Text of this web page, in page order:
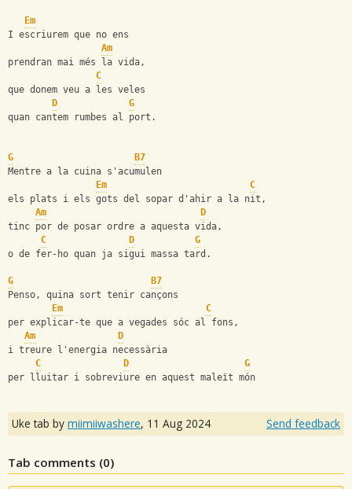
Em
I escriurem que no ens
Am
prendran mai més la vida,
C
que donem veu a les veles
D
G
quan cantem rumbes al port.
G
B7
Mentre a la cuina s'acumulen
Em
C
els plats i els gots del sopar d'ahir a la nit,
Am
D
tinc por de posar ordre a aquesta vida,
C
D
G
o de fer-ho quan ja sigui massa tard.
G
B7
Penso, quina sort tenir cançons
Em
C
per explicar-te que a vegades sóc al fons,
Am
D
i treure l'energia necessària
C
D
G
per lluitar i sobreviure en aquest maleït món
Uke tab by miimiiwashere, 11 Aug 2024 Send feedback
Tab comments (0)